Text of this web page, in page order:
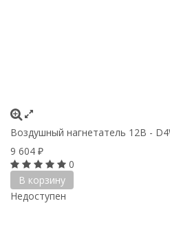
Воздушный нагнетатель 12В -
9 604 ₽
0
В корзину
Недоступен